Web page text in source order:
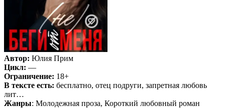
Автор: Юлия Прим
Цикл: —
Ограничение: 18+
В тексте есть: бесплатно, отец подруги, запретная любовь
лит…
Жанры: Молодежная проза, Короткий любовный роман